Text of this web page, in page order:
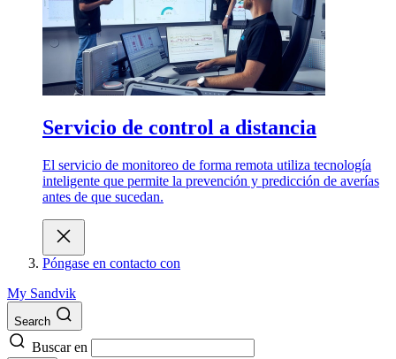
Servicio de control a distancia
El servicio de monitoreo de forma remota utiliza tecnología
inteligente que permite la prevención y predicción de averías
antes de que sucedan.
Póngase en contacto con
My Sandvik
Search
Buscar en